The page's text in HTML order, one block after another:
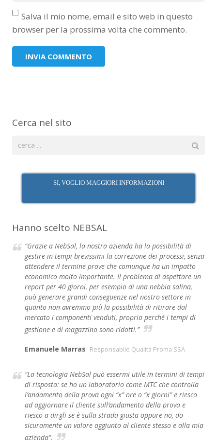
Salva il mio nome, email e sito web in questo
browser per la prossima volta che commento.
Cerca nel sito
SI, VOGLIO MAGGIORI INFORMAZIONI
Hanno scelto NEBSAL
“Grazie a NebSal, la nostra azienda ha la possibilità di
gestire in tempi brevissimi la correzione dei processi, senza
attendere il termine prove che comunque ha un impatto
economico molto importante. Il problema di aspettare un
report per 40 giorni, per esempio di una nebbia salina,
può generare grandi conseguenze nel nostro settore in
quanto non avremmo più la possibilità di ritirare dal
mercato i componenti venduti, proprio perché i tempi di
gestione e di magazzino sono ridotti.”
Emanuele Marras Responsabile Qualità Proma SSA
“La tecnologia NebSal può essermi utile in termini di tempi
di risposta: se ho un laboratorio come MTC che controlla
l’andamento della prova ogni “x” ore o “x giorni” e riesco
ad aggiornare il cliente sull’andamento della prova e
riesco a dirgli se è sulla strada giusta oppure no, do
sicuramente un valore aggiunto al cliente stesso e alla mia
azienda”.